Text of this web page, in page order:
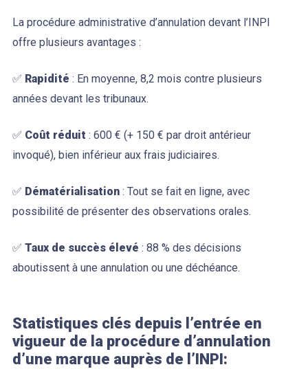
La procédure administrative d’annulation devant l’INPI
offre plusieurs avantages :
✅ Rapidité : En moyenne, 8,2 mois contre plusieurs
années devant les tribunaux.
✅ Coût réduit : 600 € (+ 150 € par droit antérieur
invoqué), bien inférieur aux frais judiciaires.
✅ Dématérialisation: Tout se fait en ligne, avec
possibilité de présenter des observations orales.
✅ Taux de succès élevé : 88 % des décisions
aboutissent à une annulation ou une déchéance.
Statistiques clés depuis l’entrée en
vigueur de la procédure d’annulation
d’une marque auprès de l’INPI: